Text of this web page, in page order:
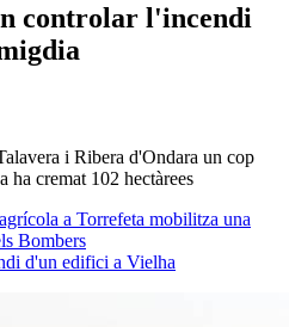
controlar l'incendi
i Ribera d'Ondara un cop
ha cremat 102 hectàrees
a Torrefeta mobilitza una
Bombers
d'un edifici a Vielha